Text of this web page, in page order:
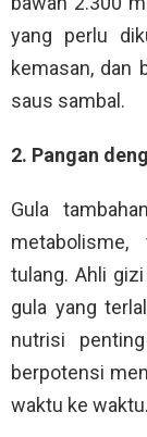
yang perlu
kemasan, dan
saus sambal.
2. Pangan
Gula
tulang. Ahli
gula yang
nutrisi
berpotensi
waktu ke waktu.